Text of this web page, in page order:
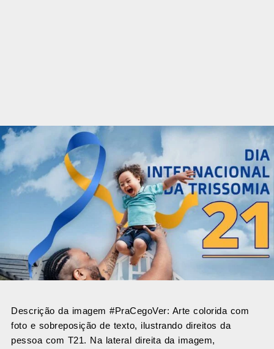
Descrição da imagem #PraCegoVer: Arte colorida com
foto e sobreposição de texto, ilustrando direitos da
pessoa com T21. Na lateral direita da imagem,